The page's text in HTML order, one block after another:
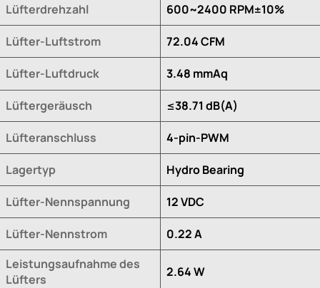
Lüfterdrehzahl 600~2400 RPM±10%
Lüfter-Luftstrom 72.04 CFM
Lüfter-Luftdruck 3.48 mmAq
Lüftergeräusch ≤38.71 dB(A)
Lüfteranschluss 4-pin-PWM
Lagertyp Hydro Bearing
Lüfter-Nennspannung 12 VDC
Lüfter-Nennstrom
0.22 A
Leistungsaufnahme des
Lüfters
2.64 W